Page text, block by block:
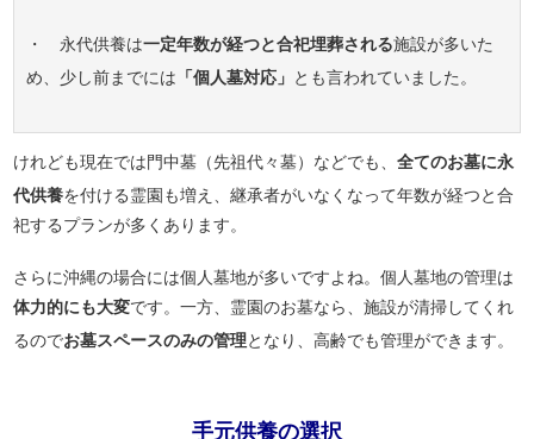
・ 永代供養は一定年数が経つと合祀埋葬される施設が多いた
め、少し前までには 「個人墓対応」 とも言われていました。
けれども現在では門中墓（先祖代々墓）などでも、全てのお墓に永
代供養を付ける霊園も増え、継承者がいなくなって年数が経つと合
祀するプランが多くあります。
さらに沖縄の場合には個人墓地が多いですよね。個人墓地の管理は
体力的にも大変です。一方、霊園のお墓なら、施設が清掃してくれ
るのでお墓スペースのみの管理となり、高齢でも管理ができます。
手元供養の選択